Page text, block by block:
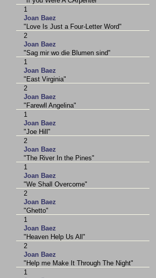
1
Joan Baez
"Love Is Just a Four-Letter Word"
2
Joan Baez
"Sag mir wo die Blumen sind"
1
Joan Baez
"East Virginia"
2
Joan Baez
"Farewll Angelina"
1
Joan Baez
"Joe Hill"
2
Joan Baez
"The River In the Pines"
1
Joan Baez
"We Shall Overcome"
2
Joan Baez
"Ghetto"
1
Joan Baez
"Heaven Help Us All"
2
Joan Baez
"Help me Make It Through The Night"
1